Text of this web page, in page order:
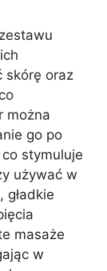
skórę oraz
można
go po
stymuluje
używać w
gładkie
masaże
w